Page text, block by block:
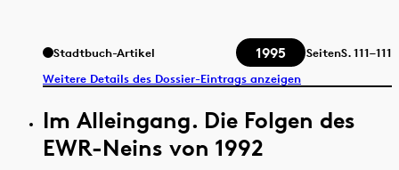
Stadtbuch-Artikel 1995 SeitenS.111–111
Weitere Details des Dossier-Eintrags anzeigen
Im Alleingang. Die Folgen des
EWR-Neins von 1992